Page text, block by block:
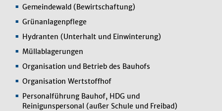
Gemeindewald (Bewirtschaftung)
Grünanlagenpflege
Hydranten (Unterhalt und Einwinterung)
Müllablagerungen
Organisation und Betrieb des Bauhofs
Organisation Wertstoffhof
Personalführung Bauhof, HDG und
Reinigunspersonal (außer Schule und Freibad)